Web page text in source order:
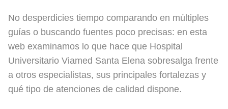
No desperdicies tiempo comparando en múltiples
guías o buscando fuentes poco precisas: en esta
web examinamos lo que hace que Hospital
Universitario Viamed Santa Elena sobresalga frente
a otros especialistas, sus principales fortalezas y
qué tipo de atenciones de calidad dispone.